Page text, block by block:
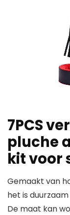
7PCS
pluche
kit voor
Gemaakt van
het is
De maat kan